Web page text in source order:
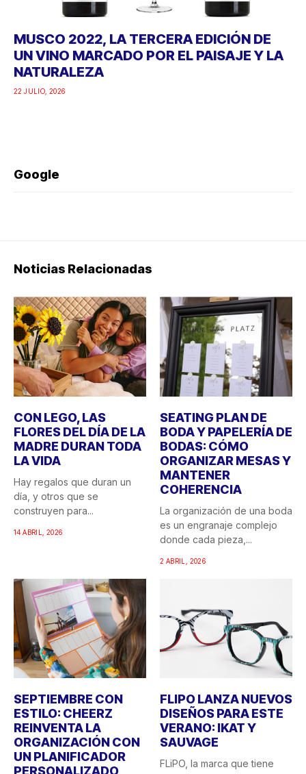
MUSCO 2022, LA TERCERA EDICIÓN DE
UN VINO MARCADO POR EL PAISAJE Y LA
NATURALEZA
22 JULIO, 2026
Google
Noticias Relacionadas
CON LEGO, LAS
FLORES DEL DÍA DE LA
MADRE DURAN TODA
LA VIDA
Hay regalos que duran un
día, y otros que se
construyen para...
14 ABRIL, 2026
SEATING PLAN DE
BODA Y PAPELERÍA DE
BODAS: CÓMO
ORGANIZAR MESAS Y
MANTENER
COHERENCIA
La organización de una boda
es un engranaje complejo
donde cada pieza,...
2 ABRIL, 2026
SEPTIEMBRE CON
ESTILO: CHEERZ
REINVENTA LA
ORGANIZACIÓN CON
UN PLANIFICADOR
FLIPO LANZA NUEVOS
DISEÑOS PARA ESTE
VERANO: IKAT Y
SAUVAGE
FLiPO, la marca que tiene